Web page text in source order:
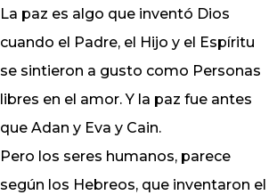
La paz es algo que inventó Dios
cuando el Padre, el Hijo y el Espíritu
se sintieron a gusto como Personas
libres en el amor. Y la paz fue antes
que Adan y Eva y Cain.
Pero los seres humanos, parece
según los Hebreos, que inventaron el